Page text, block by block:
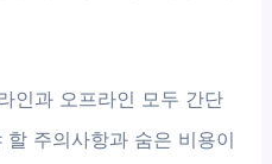
인과 오프라인 모두 간단
주의사항과 숨은 비용이